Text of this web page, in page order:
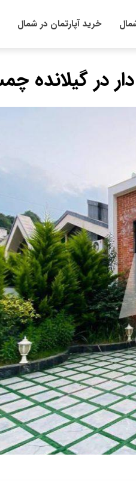
خرید آپارتمان در شمال